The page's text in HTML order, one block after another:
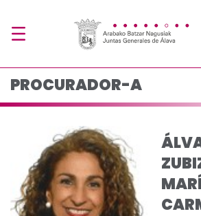
ÁLVAREZ
PROCURADOR-A